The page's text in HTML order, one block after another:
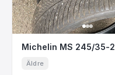
Michelin MS
Äldre